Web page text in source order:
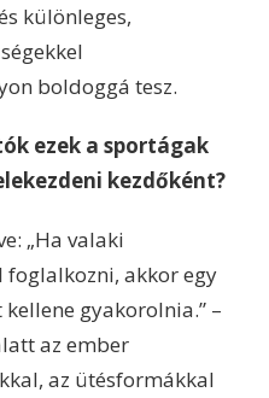
különleges,
boldoggá tesz.
ezek a sportágak
kezdőként?
„Ha valaki
foglalkozni, akkor egy
gyakorolnia.” –
az ember
az ütésformákkal